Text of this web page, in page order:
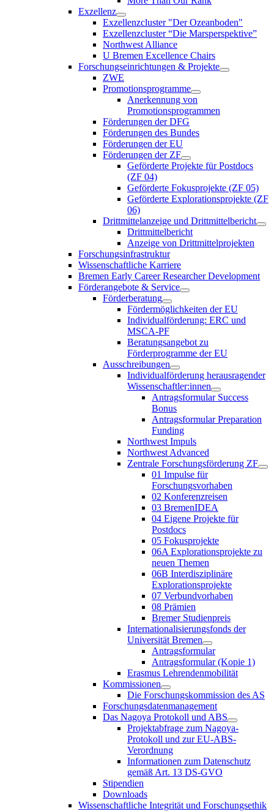
Exzellenz
Exzellenzcluster "Der Ozeanboden"
Exzellenzcluster “Die Marsperspektive”
Northwest Alliance
U Bremen Excellence Chairs
Forschungseinrichtungen & Projekte
ZWE
Promotionsprogramme
Anerkennung von
Promotionsprogrammen
Förderungen der DFG
Förderungen des Bundes
Förderungen der EU
Förderungen der ZF
Geförderte Projekte für Postdocs
(ZF 04)
Geförderte Fokusprojekte (ZF 05)
Geförderte Explorationsprojekte (ZF
06)
Drittmittelanzeige und Drittmittelbericht
Drittmittelbericht
Anzeige von Drittmittelprojekten
Forschungsinfrastruktur
Wissenschaftliche Karriere
Bremen Early Career Researcher Development
Förderangebote & Service
Förderberatung
Fördermöglichkeiten der EU
Individualförderung: ERC und
MSCA-PF
Beratungsangebot zu
Förderprogramme der EU
Ausschreibungen
Individualförderung herausragender
Wissenschaftler:innen
Antragsformular Success
Bonus
Antragsformular Preparation
Funding
Northwest Impuls
Northwest Advanced
Zentrale Forschungsförderung ZF
01 Impulse für
Forschungsvorhaben
02 Konferenzreisen
03 BremenIDEA
04 Eigene Projekte für
Postdocs
05 Fokusprojekte
06A Explorationsprojekte zu
neuen Themen
06B Interdisziplinäre
Explorationsprojekte
07 Verbundvorhaben
08 Prämien
Bremer Studienpreis
Internationalisierungsfonds der
Universität Bremen
Antragsformular
Antragsformular (Kopie 1)
Erasmus Lehrendenmobilität
Kommissionen
Die Forschungskommission des AS
Forschungsdatenmanagement
Das Nagoya Protokoll und ABS
Projektabfrage zum Nagoya-
Protokoll und zur EU-ABS-
Verordnung
Informationen zum Datenschutz
gemäß Art. 13 DS-GVO
Stipendien
Downloads
Wissenschaftliche Integrität und Forschungsethik